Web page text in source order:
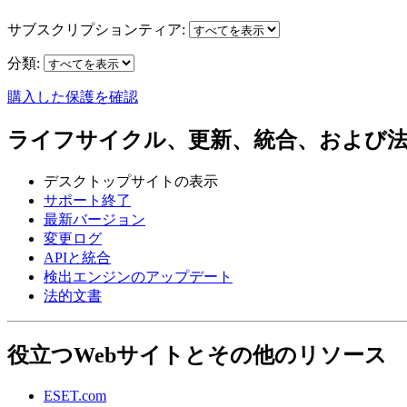
サブスクリプションティア:
分類:
購入した保護を確認
ライフサイクル、更新、統合、および
デスクトップサイトの表示
サポート終了
最新バージョン
変更ログ
APIと統合
検出エンジンのアップデート
法的文書
役立つWebサイトとその他のリソース
ESET.com